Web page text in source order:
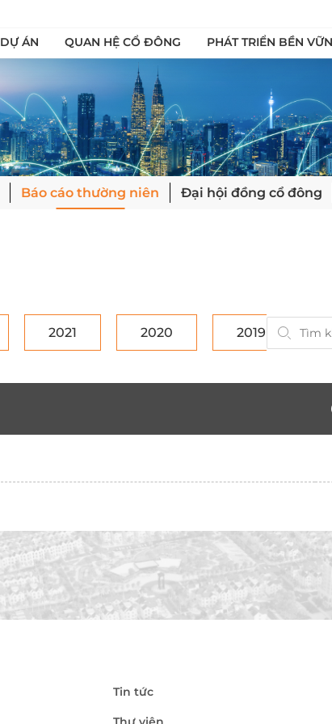
DỰ ÁN QUAN HỆ CỔ ĐÔNG PHÁT TRIỂN BỀN
Báo cáo thường niên Đại hội đồng cổ đông
2021 2020 2019
Tin tức